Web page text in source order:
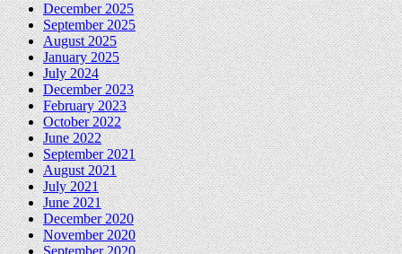
December 2025
September 2025
August 2025
January 2025
July 2024
December 2023
February 2023
October 2022
June 2022
September 2021
August 2021
July 2021
June 2021
December 2020
November 2020